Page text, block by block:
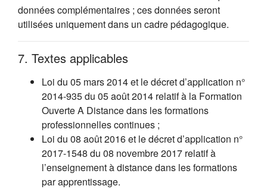
données complémentaires ; ces données seront
utilisées uniquement dans un cadre pédagogique.
7. Textes applicables
Loi du 05 mars 2014 et le décret d’application n°
2014-935 du 05 août 2014 relatif à la Formation
Ouverte A Distance dans les formations
professionnelles continues ;
Loi du 08 août 2016 et le décret d’application n°
2017-1548 du 08 novembre 2017 relatif à
l’enseignement à distance dans les formations
par apprentissage.